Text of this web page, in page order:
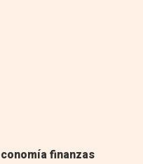
finanzas